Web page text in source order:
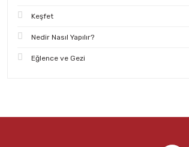
Keşfet
Nedir Nasıl Yapılır?
Eğlence ve Gezi